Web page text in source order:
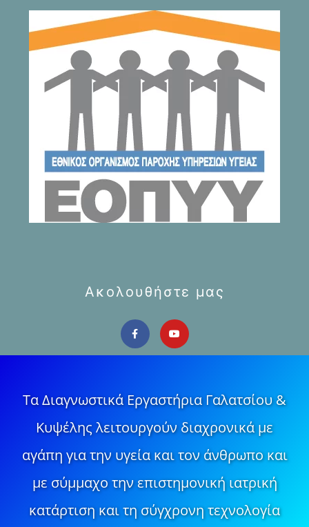
Ακολουθήστε μας
Τα Διαγνωστικά Εργαστήρια Γαλατσίου &
Κυψέλης λειτουργούν διαχρονικά με
αγάπη για την υγεία και τον άνθρωπο και
με σύμμαχο την επιστημονική ιατρική
κατάρτιση και τη σύγχρονη τεχνολογία